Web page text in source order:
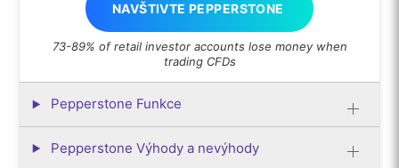
NAVŠTIVTE PEPPERSTONE
73-89% of retail investor accounts lose money when
trading CFDs
Pepperstone Funkce
Pepperstone Výhody a nevýhody